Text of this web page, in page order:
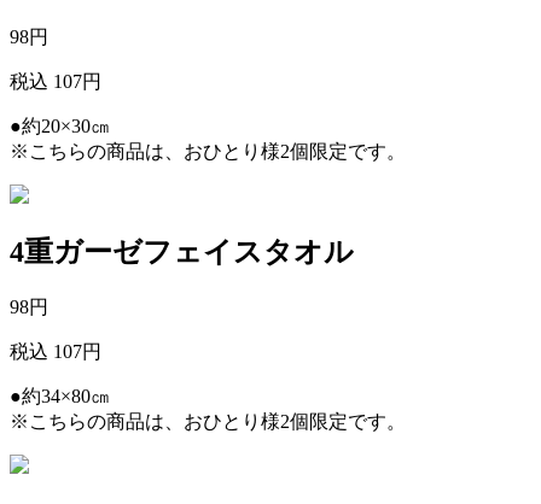
98円
税込 107円
●約20×30㎝
※こちらの商品は、おひとり様2個限定です。
4重ガーゼフェイスタオル
98円
税込 107円
●約34×80㎝
※こちらの商品は、おひとり様2個限定です。